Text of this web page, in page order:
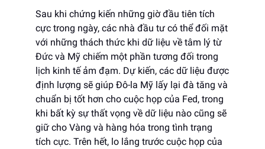
Sau khi chứng kiến ​​những giờ đầu tiên tích
cực trong ngày, các nhà đầu tư có thể đối mặt
với những thách thức khi dữ liệu về tâm lý từ
Đức và Mỹ chiếm một phần tương đối trong
lịch kinh tế ảm đạm. Dự kiến, các dữ liệu được
định lượng sẽ giúp Đô-la Mỹ lấy lại đà tăng và
chuẩn bị tốt hơn cho cuộc họp của Fed, trong
khi bất kỳ sự thất vọng về dữ liệu nào cũng sẽ
giữ cho Vàng và hàng hóa trong tình trạng
tích cực. Trên hết, lo lắng trước cuộc họp của